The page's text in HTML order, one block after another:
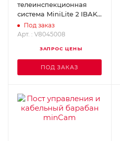
телеинспекционная
система MiniLite 2 IBAK
V8045008
Под заказ
Арт. : V8045008
ЗАПРОС ЦЕНЫ
ПОД ЗАКАЗ